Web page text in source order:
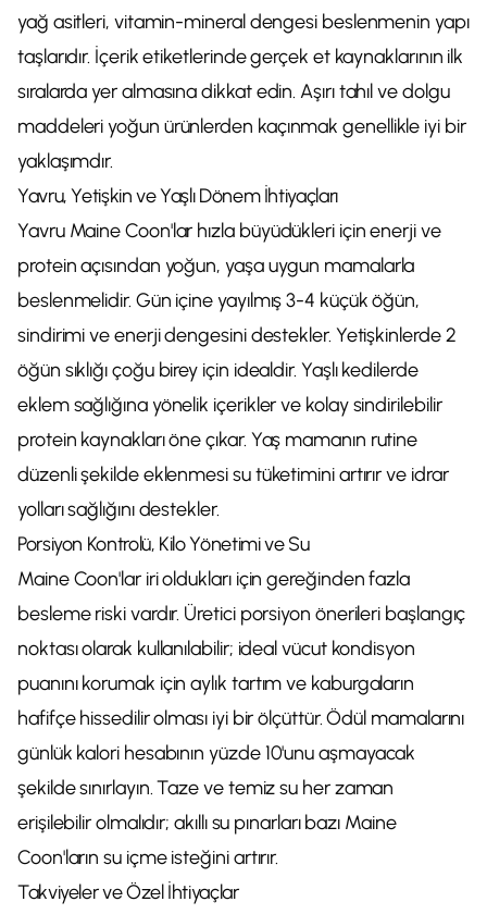
yağ asitleri, vitamin-mineral dengesi beslenmenin yapı
taşlarıdır. İçerik etiketlerinde gerçek et kaynaklarının ilk
sıralarda yer almasına dikkat edin. Aşırı tahıl ve dolgu
maddeleri yoğun ürünlerden kaçınmak genellikle iyi bir
yaklaşımdır.
Yavru, Yetişkin ve Yaşlı Dönem İhtiyaçları
Yavru Maine Coon'lar hızla büyüdükleri için enerji ve
protein açısından yoğun, yaşa uygun mamalarla
beslenmelidir. Gün içine yayılmış 3-4 küçük öğün,
sindirimi ve enerji dengesini destekler. Yetişkinlerde 2
öğün sıklığı çoğu birey için idealdir. Yaşlı kedilerde
eklem sağlığına yönelik içerikler ve kolay sindirilebilir
protein kaynakları öne çıkar. Yaş mamanın rutine
düzenli şekilde eklenmesi su tüketimini artırır ve idrar
yolları sağlığını destekler.
Porsiyon Kontrolü, Kilo Yönetimi ve Su
Maine Coon'lar iri oldukları için gereğinden fazla
besleme riski vardır. Üretici porsiyon önerileri başlangıç
noktası olarak kullanılabilir; ideal vücut kondisyon
puanını korumak için aylık tartım ve kaburgaların
hafifçe hissedilir olması iyi bir ölçüttür. Ödül mamalarını
günlük kalori hesabının yüzde 10'unu aşmayacak
şekilde sınırlayın. Taze ve temiz su her zaman
erişilebilir olmalıdır; akıllı su pınarları bazı Maine
Coon'ların su içme isteğini artırır.
Takviyeler ve Özel İhtiyaçlar